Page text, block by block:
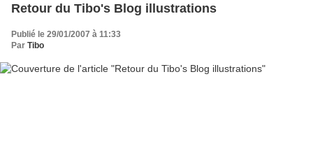
Retour du Tibo's Blog illustrations
Publié le 29/01/2007 à 11:33
Par Tibo